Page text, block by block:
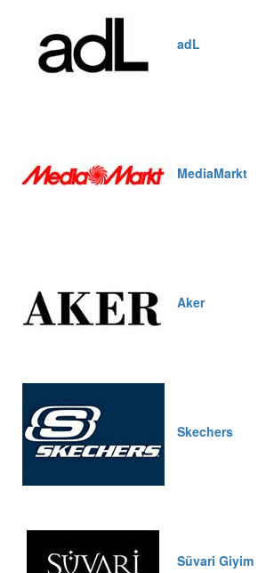
adL
MediaMarkt
Aker
Skechers
Süvari Giyim